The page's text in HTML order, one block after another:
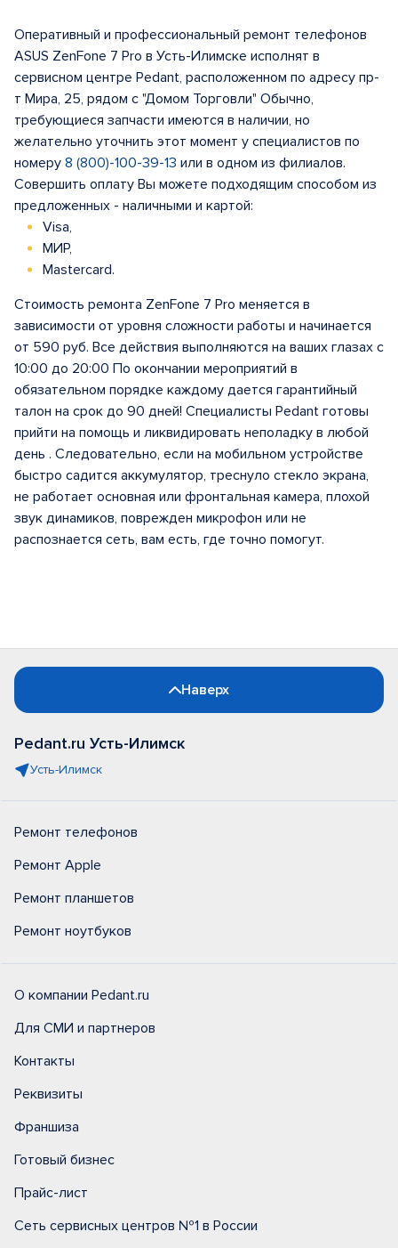
Оперативный и профессиональный ремонт телефонов
ASUS ZenFone 7 Pro в Усть-Илимске исполнят в
сервисном центре Pedant, расположенном по адресу пр-
т Мира, 25, рядом с "Домом Торговли" Обычно,
требующиеся запчасти имеются в наличии, но
желательно уточнить этот момент у специалистов по
номеру 8 (800)-100-39-13 или в одном из филиалов.
Совершить оплату Вы можете подходящим способом из
предложенных - наличными и картой:
Visa,
МИР,
Mastercard.
Стоимость ремонта ZenFone 7 Pro меняется в
зависимости от уровня сложности работы и начинается
от 590 руб. Все действия выполняются на ваших глазах с
10:00 до 20:00 По окончании мероприятий в
обязательном порядке каждому дается гарантийный
талон на срок до 90 дней! Специалисты Pedant готовы
прийти на помощь и ликвидировать неполадку в любой
день . Следовательно, если на мобильном устройстве
быстро садится аккумулятор, треснуло стекло экрана,
не работает основная или фронтальная камера, плохой
звук динамиков, поврежден микрофон или не
распознается сеть, вам есть, где точно помогут.
Наверх
Pedant.ru Усть-Илимск
Усть-Илимск
Ремонт телефонов
Ремонт Apple
Ремонт планшетов
Ремонт ноутбуков
О компании Pedant.ru
Для СМИ и партнеров
Контакты
Реквизиты
Франшиза
Готовый бизнес
Прайс-лист
Сеть сервисных центров №1 в России